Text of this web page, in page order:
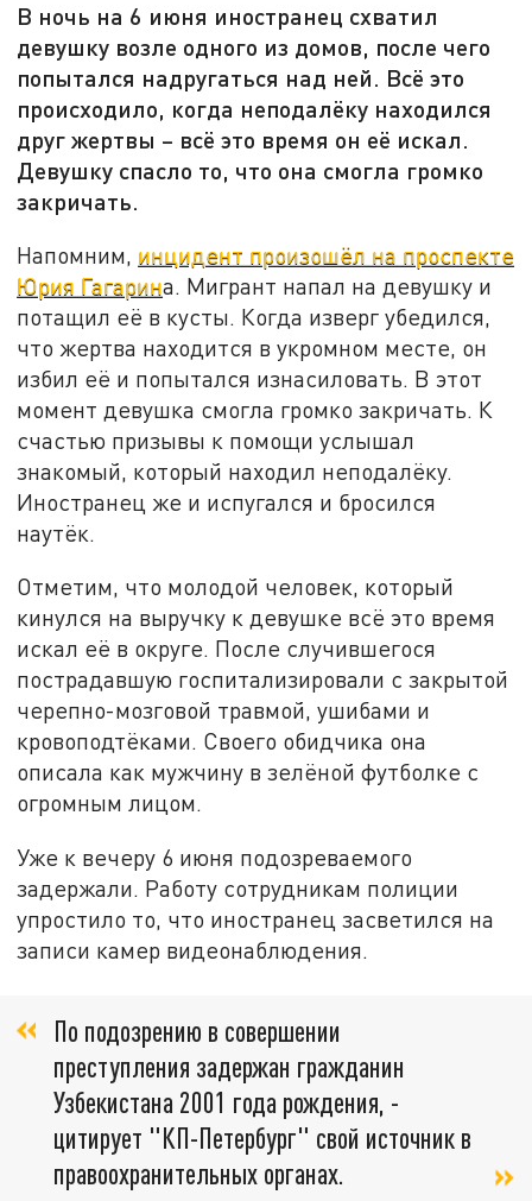
В ночь на 6 июня иностранец схватил
девушку возле одного из домов, после чего
попытался надругаться над ней. Всё это
происходило, когда неподалёку находился
друг жертвы – всё это время он её искал.
Девушку спасло то, что она смогла громко
закричать.
Напомним, инцидент произошёл на проспекте
Юрия Гагарина. Мигрант напал на девушку и
потащил её в кусты. Когда изверг убедился,
что жертва находится в укромном месте, он
избил её и попытался изнасиловать. В этот
момент девушка смогла громко закричать. К
счастью призывы к помощи услышал
знакомый, который находил неподалёку.
Иностранец же и испугался и бросился
наутёк.
Отметим, что молодой человек, который
кинулся на выручку к девушке всё это время
искал её в округе. После случившегося
пострадавшую госпитализировали с закрытой
черепно-мозговой травмой, ушибами и
кровоподтёками. Своего обидчика она
описала как мужчину в зелёной футболке с
огромным лицом.
Уже к вечеру 6 июня подозреваемого
задержали. Работу сотрудникам полиции
упростило то, что иностранец засветился на
записи камер видеонаблюдения.
По подозрению в совершении
преступления задержан гражданин
Узбекистана 2001 года рождения, -
цитирует "КП-Петербург" свой источник в
правоохранительных органах.